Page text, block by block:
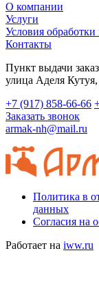
О компании
Услуги
Условия
Контакты
Пункт выдачи
​улица Аделя Кутуя,
+7 (917) 858-66-66
Заказать звонок
armak-nh@mail.ru
Политика в
данных
Согласия на
Работает на iww.ru